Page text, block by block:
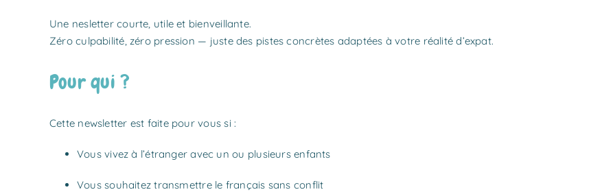
Une nesletter courte, utile et bienveillante.
Zéro culpabilité, zéro pression — juste des pistes concrètes adaptées à votre réalité d’expat.
Pour qui ?
Cette newsletter est faite pour vous si :
Vous vivez à l’étranger avec un ou plusieurs enfants
Vous souhaitez transmettre le français sans conflit